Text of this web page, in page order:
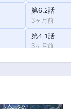
第6.2話
3ヶ月前
第4.1話
3ヶ月前
第